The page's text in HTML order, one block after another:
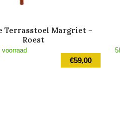
Terrasstoel Margriet –
Roest
€59,00